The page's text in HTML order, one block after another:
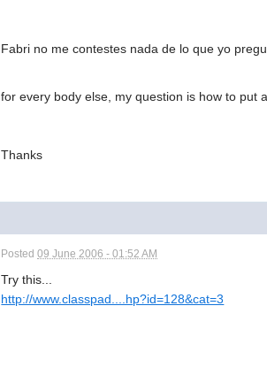
Fabri no me contestes nada de lo que yo
for every body else, my question is how to put
Thanks
Posted09 June 2006 - 01:52 AM
Try this...
http://www.classpad....hp?id=128&cat=3